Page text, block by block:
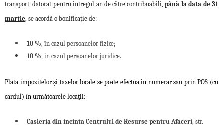
transport, datorat pentru întregul an de către contribuabili,până la data de 31
martie, se acordă o bonificaţie de:
10 %, în cazul persoanelor fizice;
10 %, în cazul persoanelor juridice.
Plata impozitelor şi taxelor locale se poate efectua în numerar sau prin POS (cu
cardul) în următoarele locaţii:
Casieria din incinta Centrului de Resurse pentru Afaceri, str.